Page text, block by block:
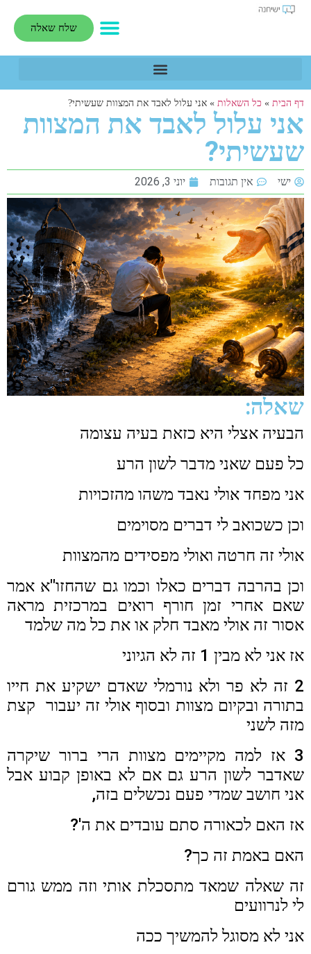
שלח שאלה
דף הבית » כל השאלות » אני עלול לאבד את המצוות שעשיתי?
אני עלול לאבד את המצוות
שעשיתי?
ישי אין תגובות יוני 3, 2026
שאלה:
הבעיה אצלי היא כזאת בעיה עצומה
כל פעם שאני מדבר לשון הרע
אני מפחד אולי נאבד משהו מהזכויות
וכן כשכואב לי דברים מסוימים
אולי זה חרטה ואולי מפסידים מהמצוות
וכן בהרבה דברים כאלו וכמו גם שהחזו"א אמר
שאם אחרי זמן חורף רואים במרכזית מראה
אסור זה אולי מאבד חלק או את כל מה שלמד
אז אני לא מבין 1 זה לא הגיוני
2 זה לא פר ולא נורמלי שאדם ישקיע את חייו
בתורה ובקיום מצוות ובסוף אולי זה יעבור קצת
מזה לשני
3 אז למה מקיימים מצוות הרי ברור שיקרה
שאדבר לשון הרע גם אם לא באופן קבוע אבל
אני חושב שמדי פעם נכשלים בזה,
אז האם לכאורה סתם עובדים את ה'?
האם באמת זה כך?
זה שאלה שמאד מתסכלת אותי וזה ממש גורם
לי לנרוועים
אני לא מסוגל להמשיך ככה